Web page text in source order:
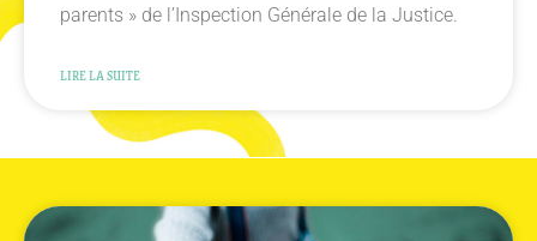
parents » de l’Inspection Générale de la Justice.
LIRE LA SUITE